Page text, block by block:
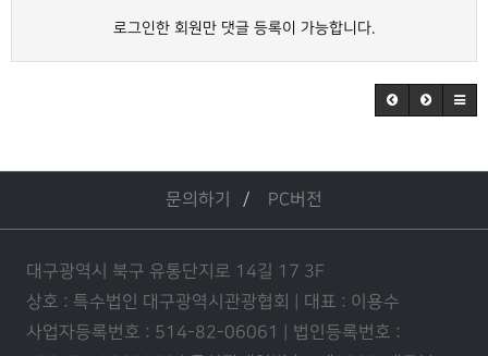
로그인한 회원만 댓글 등록이 가능합니다.
문의하기 PC버전
대구광역시 북구 유통단지로 14길 17 3F
상호 : 특수법인 대구광역시관광협회 | 대표 : 이용수
사업자등록번호 : 514-82-06061 | 법인등록번호 :